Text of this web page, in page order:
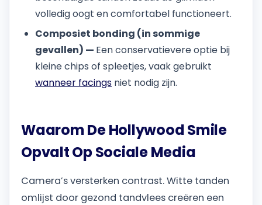
volledig oogt en comfortabel functioneert.
Composiet bonding (in sommige
gevallen) — Een conservatievere optie bij
kleine chips of spleetjes, vaak gebruikt
wanneer facings niet nodig zijn.
Waarom De Hollywood Smile
Opvalt Op Sociale Media
Camera’s versterken contrast. Witte tanden
omlijst door gezond tandvlees creëren een